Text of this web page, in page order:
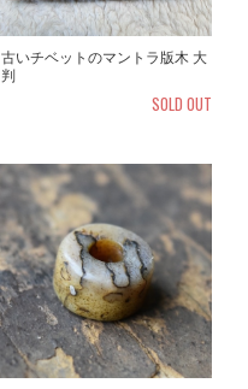
古いチベットのマントラ版木 大
判
SOLD OUT